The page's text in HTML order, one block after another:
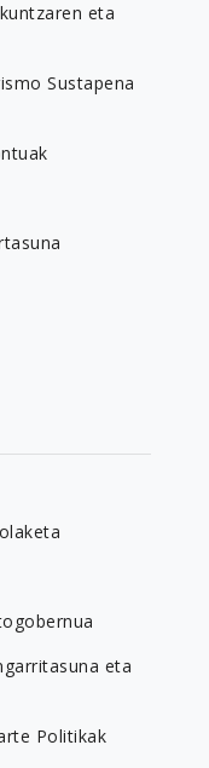
eta
Sustapena
eta
Politikak